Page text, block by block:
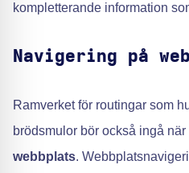
kompletterande information
Navigering på
Ramverket för routingar som
brödsmulor bör också ingå
webbplats.